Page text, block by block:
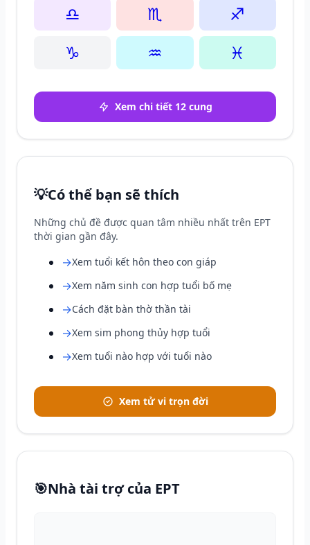
♎
♏
♐
♑
♒ ♓
Xem chi tiết 12 cung
💡Có thể bạn sẽ thích
Những chủ đề được quan tâm nhiều nhất trên EPT
thời gian gần đây.
→Xem tuổi kết hôn theo con giáp
→Xem năm sinh con hợp tuổi bố mẹ
→Cách đặt bàn thờ thần tài
→Xem sim phong thủy hợp tuổi
→Xem tuổi nào hợp với tuổi nào
Xem tử vi trọn đời
🎯Nhà tài trợ của EPT